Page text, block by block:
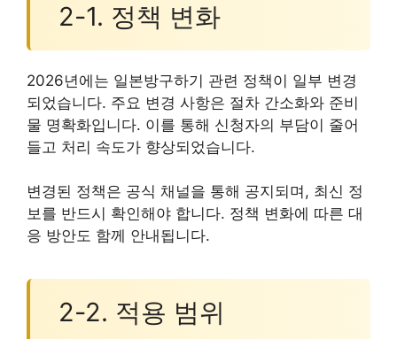
2-1. 정책 변화
2026년에는 일본방구하기 관련 정책이 일부 변경
되었습니다. 주요 변경 사항은 절차 간소화와 준비
물 명확화입니다. 이를 통해 신청자의 부담이 줄어
들고 처리 속도가 향상되었습니다.
변경된 정책은 공식 채널을 통해 공지되며, 최신 정
보를 반드시 확인해야 합니다. 정책 변화에 따른 대
응 방안도 함께 안내됩니다.
2-2. 적용 범위